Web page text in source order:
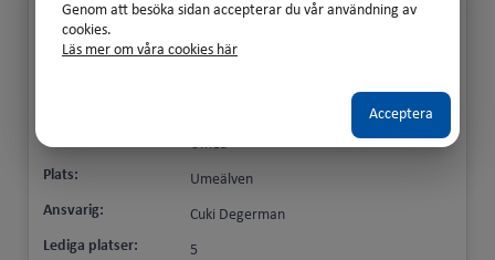
Titel:
Umeå
Umeå
Plats:
Umeälven
Ansvarig:
Cuki Degerman
Lediga platser:
5
Genom att besöka sidan accepterar du vår användning av
cookies.
Läs mer om våra cookies här
Acceptera